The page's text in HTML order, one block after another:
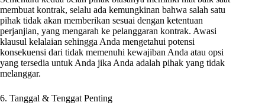
membuat kontrak, selalu ada kemungkinan bahwa salah satu
pihak tidak akan memberikan sesuai dengan ketentuan
perjanjian, yang mengarah ke pelanggaran kontrak. Awasi
klausul kelalaian sehingga Anda mengetahui potensi
konsekuensi dari tidak memenuhi kewajiban Anda atau opsi
yang tersedia untuk Anda jika Anda adalah pihak yang tidak
melanggar.
6. Tanggal & Tenggat Penting